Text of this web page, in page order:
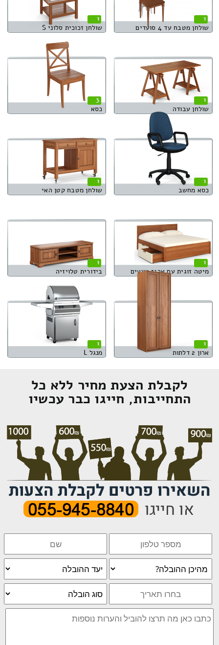
1
שולחן מטבח עד 4 סועדים
1
שולחן זכוכית סלוני S
1
שולחן עבודה
3
כסא
1
כסא מחשב
1
שולחן מטבח קטן האי
1
מיטה זוגית עם ארגז מצעים
1
בידורית טלויזיה
1
ארון 2 דלתות
1
מנגל L
לקבלת הצעת מחיר ללא כל
התחייבות, חייגו כבר עכשיו